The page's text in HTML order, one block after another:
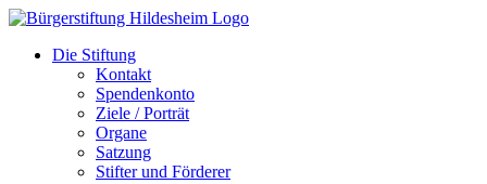
Zum
springenDie Stiftung
Kontakt
Spendenkonto
Ziele / Porträt
Organe
Satzung
Stifter und Förderer